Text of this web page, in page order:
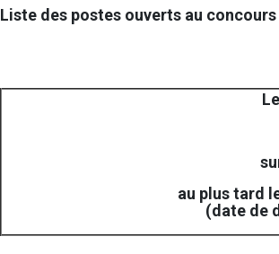
Liste des postes ouverts au concours
au plus tard
(date de